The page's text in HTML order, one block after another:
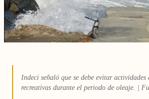
Indeci señaló que se debe evitar actividades
recreativas durante el periodo de oleaje. |